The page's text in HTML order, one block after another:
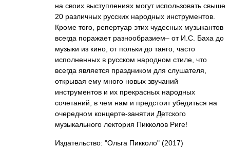
на своих выступлениях могут использовать свыше
20 различных русских народных инструментов.
Кроме того, репертуар этих чудесных музыкантов
всегда поражает разнообразием– от И.С. Баха до
музыки из кино, от польки до танго, часто
исполненных в русском народном стиле, что
всегда является праздником для слушателя,
открывая ему много новых звучаний
инструментов и их прекрасных народных
сочетаний, в чем нам и предстоит убедиться на
очередном концерте-занятии Детского
музыкального лектория Пикколов Риге!
Издательство: "Ольга Пикколо" (2017)